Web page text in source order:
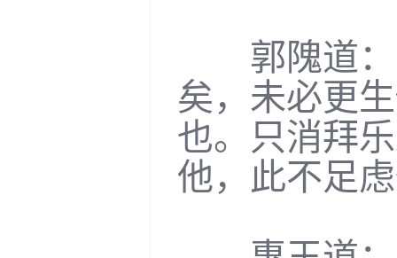
郭隗道：“
矣，未必更
也。只消拜
他，此不足